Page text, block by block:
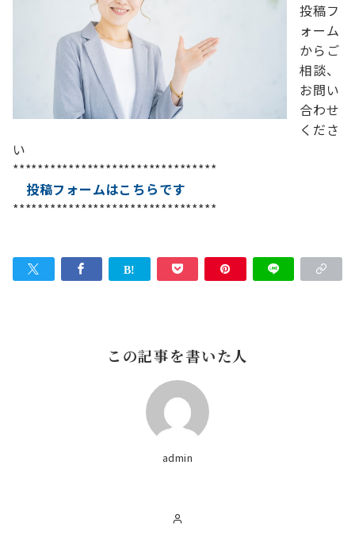
投稿フ
ォーム
からご
相談、
お問い
合わせ
くださ
い
*********************************
投稿フォームはこちらです
*********************************
この記事を書いた人
admin